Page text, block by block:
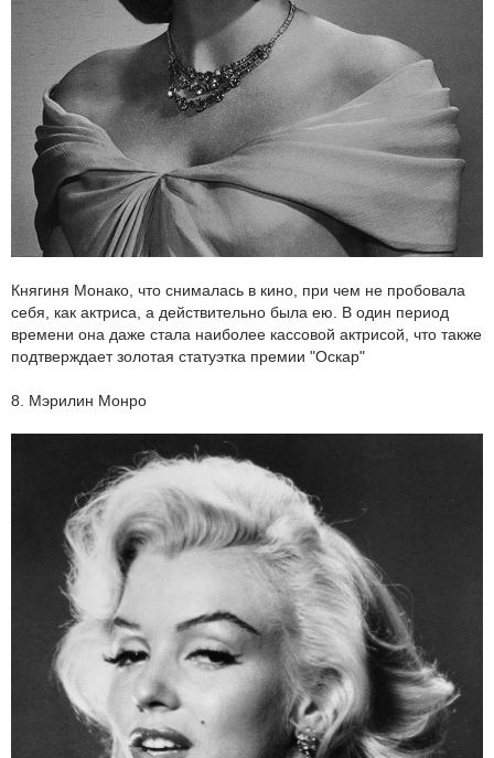
Княгиня Монако, что снималась в кино, при чем не пробовала
себя, как актриса, а действительно была ею. В один период
времени она даже стала наиболее кассовой актрисой, что также
подтверждает золотая статуэтка премии "Оскар"
8. Мэрилин Монро